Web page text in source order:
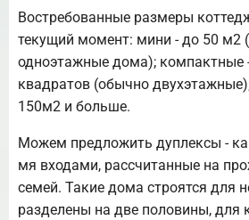
Востребованные размеры
текущий момент: мини - до 50 м2
одноэтажные дома); компактные
квадратов (обычно
150м2 и больше.
Можем предложить дуплексы -
мя входами, рассчитанные на
семей. Такие дома строятся для
разделены на две половины, для